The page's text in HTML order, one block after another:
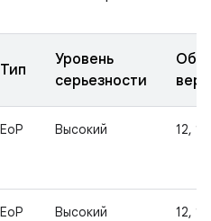
Тип
Уровень
серьезности
EoP Высокий 12,
EoP Высокий 12,